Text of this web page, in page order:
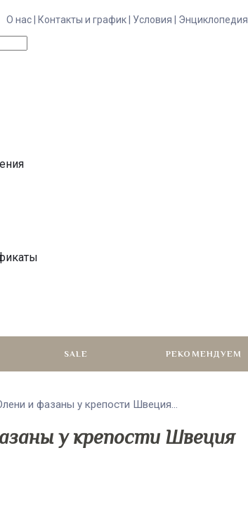
О нас | Контакты и график | Условия | Энциклопедия
SALE РЕКОМЕНДУЕМ
и фазаны у крепости Швеция...
у крепости Швеция